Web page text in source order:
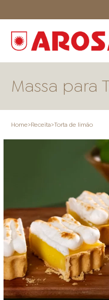
ONDE COMPRAR
FOOD SERVICE
Massa para
Home>Receita>Torta de limão